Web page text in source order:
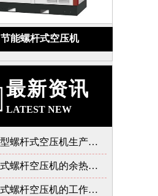
节能螺杆式空压机
最新资讯
LATEST NEW
节能型螺杆式空压机生产厂告诉我的泄露故障的严重性
工业式螺杆空压机的余热的价值
工频式螺杆空压机的工作过程